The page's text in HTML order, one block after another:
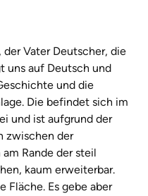
Vater Deutscher, die
uns auf Deutsch und
und die
Die befindet sich im
und ist aufgrund der
zwischen der
Rande der steil
kaum erweiterbar.
Fläche. Es gebe aber